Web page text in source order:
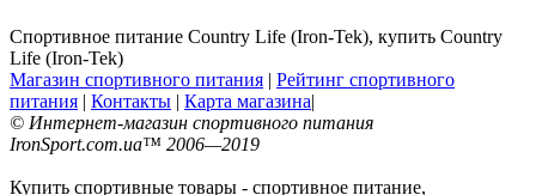
Спортивное питание Country Life (Iron-Tek), купить Country
Life (Iron-Tek)
Магазин спортивного питания | Рейтинг спортивного
питания | Контакты | Карта магазина|
© Интернет-магазин спортивного питания
IronSport.com.ua™ 2006—2019
Купить спортивные товары - спортивное питание,